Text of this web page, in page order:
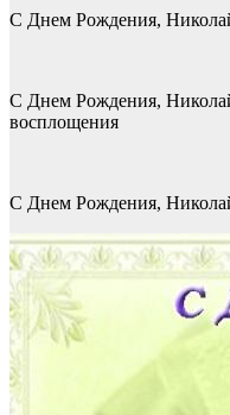
С Днем Рождения,
С Днем Рождения,
восплощения
С Днем Рождения,